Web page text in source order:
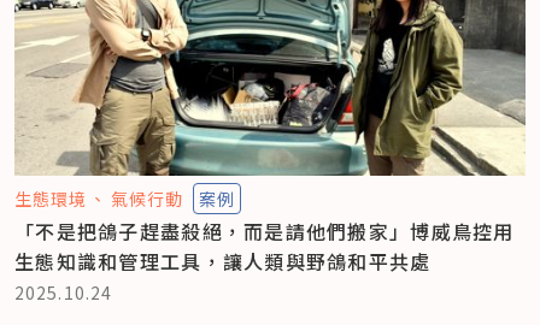
生態環境 氣候行動 案例
「不是把鴿子趕盡殺絕，而是請他們搬家」博威鳥控用
生態知識和管理工具，讓人類與野鴿和平共處
2025.10.24